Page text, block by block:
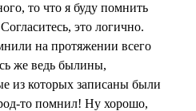
то что я буду помнить
это логично.
на протяжении всего
же ведь былины,
из которых записаны были
то помнил! Ну хорошо,